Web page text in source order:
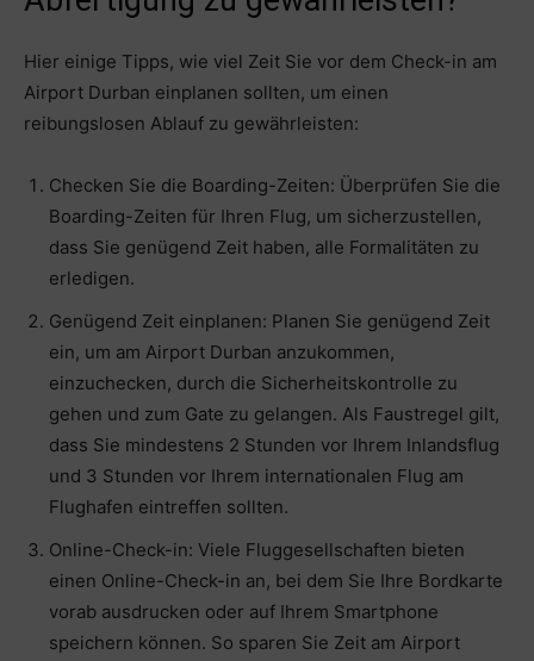
Hier einige Tipps, wie viel Zeit Sie vor dem Check-in am
Airport Durban einplanen sollten, um einen
reibungslosen Ablauf zu gewährleisten:
Checken Sie die Boarding-Zeiten: Überprüfen Sie die
Boarding-Zeiten für Ihren Flug, um sicherzustellen,
dass Sie genügend Zeit haben, alle Formalitäten zu
erledigen.
Genügend Zeit einplanen: Planen Sie genügend Zeit
ein, um am Airport Durban anzukommen,
einzuchecken, durch die Sicherheitskontrolle zu
gehen und zum Gate zu gelangen. Als Faustregel gilt,
dass Sie mindestens 2 Stunden vor Ihrem Inlandsflug
und 3 Stunden vor Ihrem internationalen Flug am
Flughafen eintreffen sollten.
Online-Check-in: Viele Fluggesellschaften bieten
einen Online-Check-in an, bei dem Sie Ihre Bordkarte
vorab ausdrucken oder auf Ihrem Smartphone
speichern können. So sparen Sie Zeit am Airport